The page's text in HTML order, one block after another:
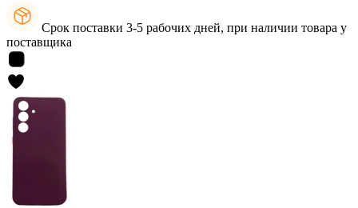
Срок поставки 3-5 рабочих дней, при наличии товара у
поставщика